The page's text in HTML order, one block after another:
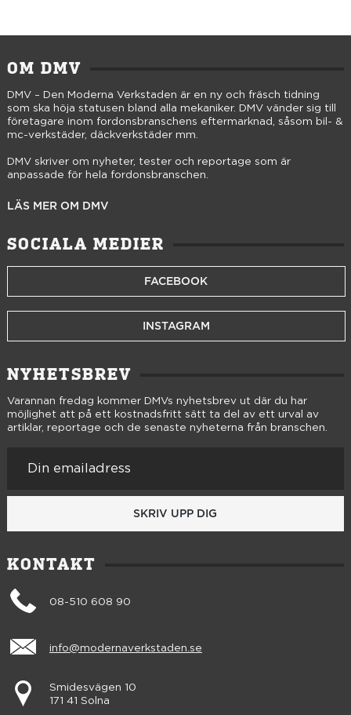
OM DMV
DMV – Den Moderna Verkstaden är en ny och fräsch tidning
som ska höja statusen bland alla mekaniker. DMV vänder sig till
företagare inom fordonsbranschens eftermarknad, såsom bil- &
mc-verkstäder, däckverkstäder mm.
DMV skriver om nyheter, tester och reportage som är
anpassade för hela fordonsbranschen.
LÄS MER OM DMV
SOCIALA MEDIER
FACEBOOK
INSTAGRAM
NYHETSBREV
Varannan fredag kommer DMVs nyhetsbrev ut där du har
möjlighet att på ett kostnadsfritt sätt ta del av ett urval av
artiklar, reportage och de senaste nyheterna från branschen.
SKRIV UPP DIG
KONTAKT
08-510 608 90
info@modernaverkstaden.se
Smidesvägen 10
171 41 Solna